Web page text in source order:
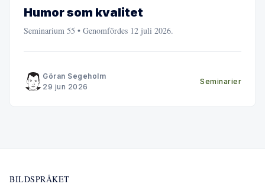
Humor som kvalitet
Seminarium 55 • Genomfördes 12 juli 2026.
Göran Segeholm
29 jun 2026
Seminarier
BILDSPRÅKET